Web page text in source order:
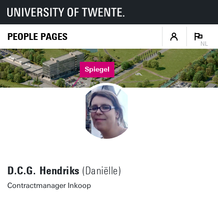
PEOPLE PAGES
NL
Spiegel
D.C.G. Hendriks (Daniëlle)
Contractmanager Inkoop